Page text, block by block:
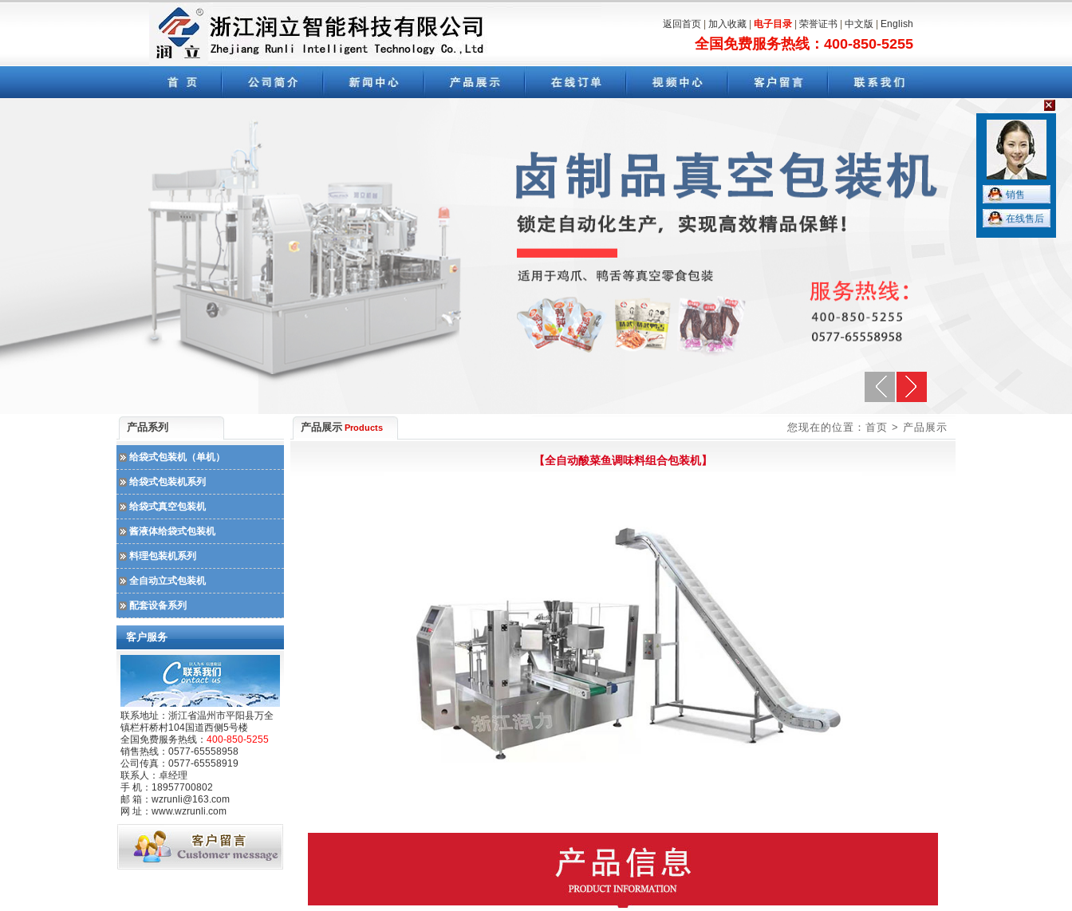
销售
在线售后
返回首页 加入收藏 电子目录 荣誉证书 中文版 English
全国免费服务热线：400-850-5255
产品系列
给袋式包装机（单机）
给袋式包装机系列
给袋式真空包装机
酱液体给袋式包装机
料理包装机系列
全自动立式包装机
配套设备系列
客户服务
联系地址：浙江省温州市平阳县万全
镇栏杆桥村104国道西侧5号楼
全国免费服务热线： 400-850-5255
销售热线：0577-65558958
公司传真：0577-65558919
联系人：卓经理
手 机：18957700802
邮 箱：wzrunli@163.com
网 址：www.wzrunli.com
您现在的位置：首页 > 产品展示
产品展示 Products
【全自动酸菜鱼调味料组合包装机】